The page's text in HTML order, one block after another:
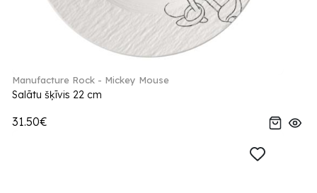
Manufacture Rock - Mickey Mouse
Salātu šķīvis 22 cm
31.50€